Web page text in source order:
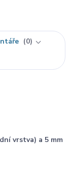
0
vrstva) a 5 mm